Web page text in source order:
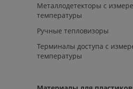
Металлодетекторы с
температуры
Ручные тепловизоры
Терминалы доступа с
температуры